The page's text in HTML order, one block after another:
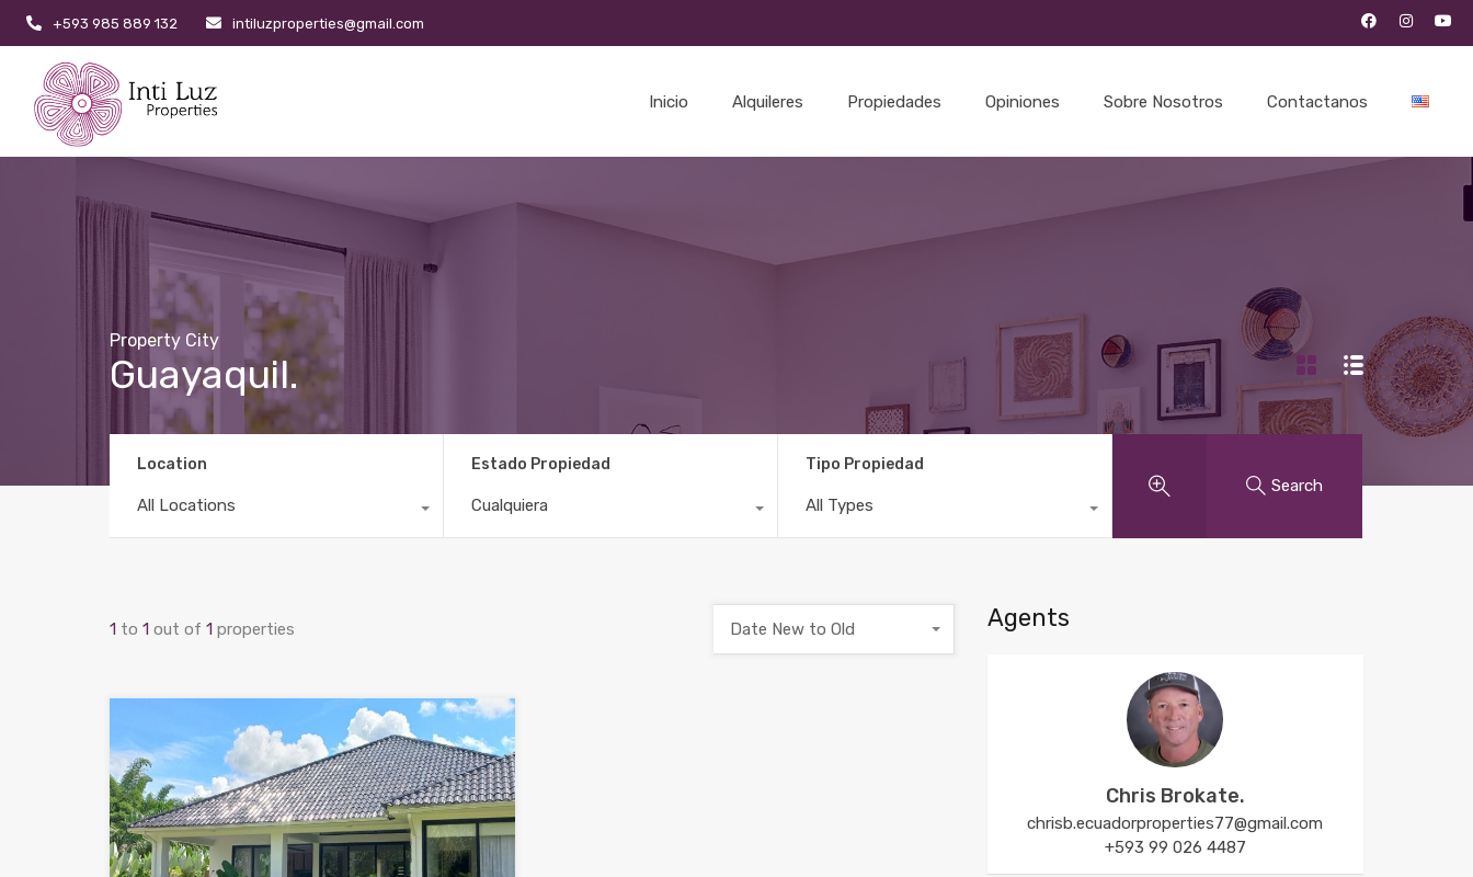
+593 985 889 132 intiluzproperties@gmail.com
Inicio Alquileres Propiedades Opiniones Sobre Nosotros Contactanos
Property City
Guayaquil.
Location
All Locations
Estado Propiedad
Cualquiera
Tipo Propiedad
All Types
Search
1 to 1 out of 1 properties Date New to Old Agents
Chris Brokate.
chrisb.ecuadorproperties77@gmail.com
+593 99 026 4487